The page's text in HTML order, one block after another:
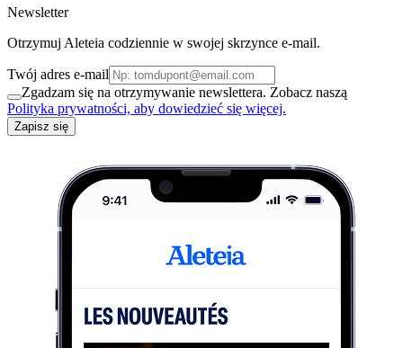
Newsletter
Otrzymuj Aleteia codziennie w swojej skrzynce e-mail.
Twój adres e-mail
Zgadzam się na otrzymywanie newslettera. Zobacz naszą
Polityka prywatności, aby dowiedzieć się więcej.
Zapisz się